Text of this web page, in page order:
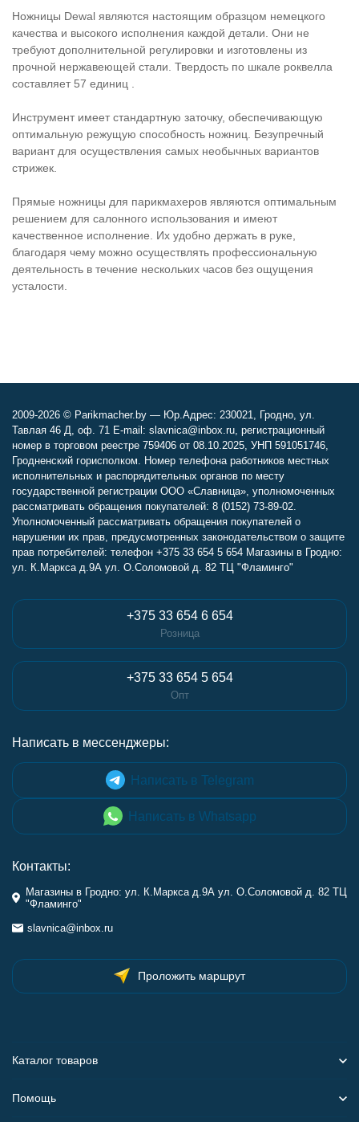
Ножницы Dewal являются настоящим образцом немецкого
качества и высокого исполнения каждой детали. Они не
требуют дополнительной регулировки и изготовлены из
прочной нержавеющей стали. Твердость по шкале роквелла
составляет 57 единиц .
Инструмент имеет стандартную заточку, обеспечивающую
оптимальную режущую способность ножниц. Безупречный
вариант для осуществления самых необычных вариантов
стрижек.
Прямые ножницы для парикмахеров являются оптимальным
решением для салонного использования и имеют
качественное исполнение. Их удобно держать в руке,
благодаря чему можно осуществлять профессиональную
деятельность в течение нескольких часов без ощущения
усталости.
2009-2026 © Parikmacher.by — Юр.Адрес: 230021, Гродно, ул.
Тавлая 46 Д, оф. 71 E-mail: slavnica@inbox.ru, регистрационный
номер в торговом реестре 759406 от 08.10.2025, УНП 591051746,
Гродненский горисполком. Номер телефона работников местных
исполнительных и распорядительных органов по месту
государственной регистрации ООО «Славница», уполномоченных
рассматривать обращения покупателей: 8 (0152) 73-89-02.
Уполномоченный рассматривать обращения покупателей о
нарушении их прав, предусмотренных законодательством о защите
прав потребителей: телефон +375 33 654 5 654 Магазины в Гродно:
ул. К.Маркса д.9А ул. О.Соломовой д. 82 ТЦ "Фламинго"
+375 33 654 6 654
Розница
+375 33 654 5 654
Опт
Написать в мессенджеры:
Написать в Telegram
Написать в Whatsapp
Контакты:
Магазины в Гродно: ул. К.Маркса д.9А ул. О.Соломовой д. 82 ТЦ
"Фламинго"
slavnica@inbox.ru
Проложить маршрут
Каталог товаров
Помощь